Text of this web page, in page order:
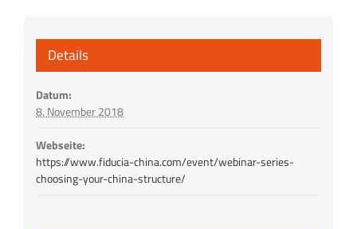
Details
Datum:
8. November 2018
Webseite:
https://www.fiducia-china.com/event/webinar-series-
choosing-your-china-structure/